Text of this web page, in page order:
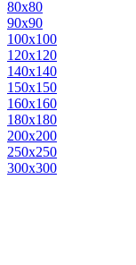
80х80
90х90
100х100
120х120
140х140
150х150
160х160
180х180
200х200
250х250
300х300